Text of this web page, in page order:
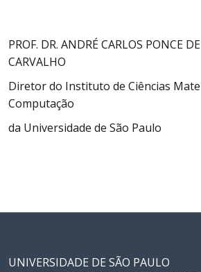
PROF. DR. ANDRÉ CARLOS PONCE
CARVALHO
Diretor do Instituto de Ciências
Computação
da Universidade de São Paulo
UNIVERSIDADE DE SÃO PAULO